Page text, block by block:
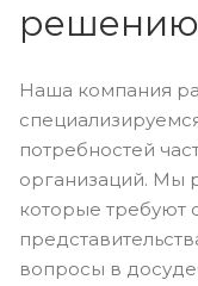
Наша компания
потребностей
организаций. Мы
которые требуют
вопросы в